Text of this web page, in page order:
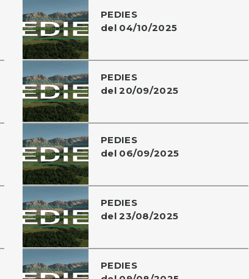
PEDIES
del 04/10/2025
PEDIES
del 20/09/2025
PEDIES
del 06/09/2025
PEDIES
del 23/08/2025
PEDIES